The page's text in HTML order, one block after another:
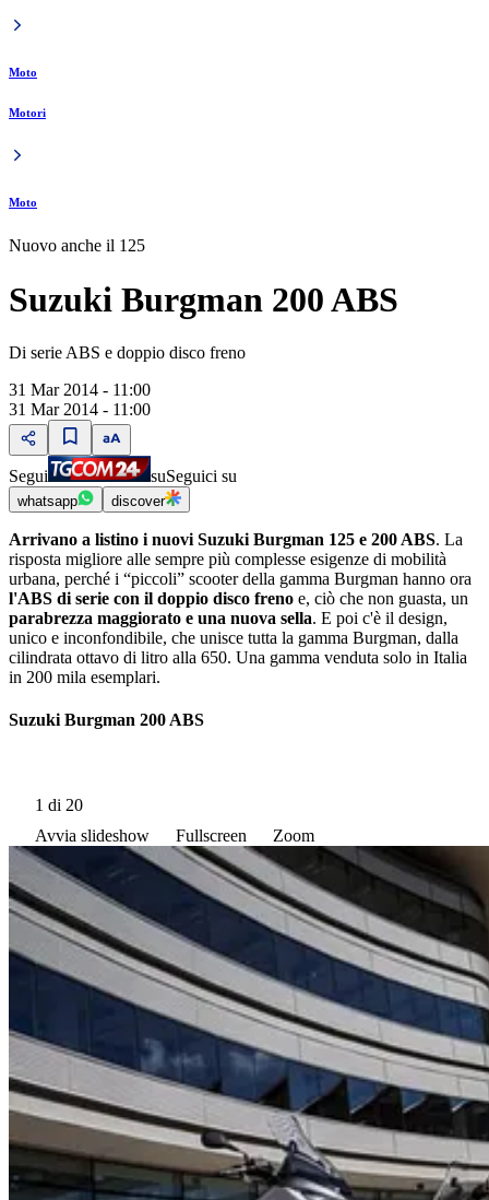
Moto
Motori
Moto
Nuovo anche il 125
Suzuki Burgman 200 ABS
Di serie ABS e doppio disco freno
31 Mar 2014 - 11:00
31 Mar 2014 - 11:00
Segui suSeguici su
whatsapp discover
Arrivano a listino i nuovi Suzuki Burgman 125 e 200 ABS. La
risposta migliore alle sempre più complesse esigenze di mobilità
urbana, perché i “piccoli” scooter della gamma Burgman hanno ora
l'ABS di serie con il doppio disco freno e, ciò che non guasta, un
parabrezza maggiorato e una nuova sella. E poi c'è il design,
unico e inconfondibile, che unisce tutta la gamma Burgman, dalla
cilindrata ottavo di litro alla 650. Una gamma venduta solo in Italia
in 200 mila esemplari.
Suzuki Burgman 200 ABS
1 di 20
Avvia slideshow
Fullscreen Zoom